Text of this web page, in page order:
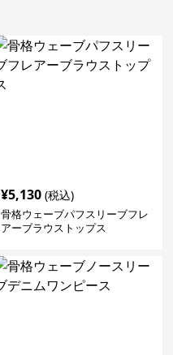
¥5,130 (税込)
骨格ウェーブパフスリーブフレ
アーブラウストップス